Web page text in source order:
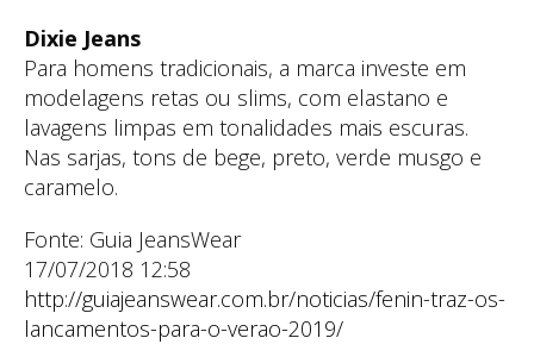
Dixie Jeans
Para homens tradicionais, a marca investe em
modelagens retas ou slims, com elastano e
lavagens limpas em tonalidades mais escuras.
Nas sarjas, tons de bege, preto, verde musgo e
caramelo.
Fonte: Guia JeansWear
17/07/2018 12:58
http://guiajeanswear.com.br/noticias/fenin-traz-os-
lancamentos-para-o-verao-2019/